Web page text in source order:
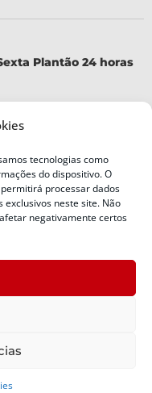
tecnologias como
do dispositivo. O
processar dados
exclusivos neste site. Não
negativamente certos
Plantão 24 horas